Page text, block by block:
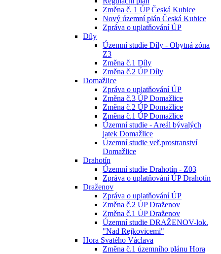
Změna č. 1 ÚP Česká Kubice
Nový územní plán Česká Kubice
Zpráva o uplatňování ÚP
Díly
Územní studie Díly - Obytná zóna
Z3
Změna č.1 Díly
Změna č.2 ÚP Díly
Domažlice
Zpráva o uplatňování ÚP
Změna č.3 ÚP Domažlice
Změna č.2 ÚP Domažlice
Změna č.1 ÚP Domažlice
Územní studie - Areál bývalých
jatek Domažlice
Územní studie veř.prostranství
Domažlice
Drahotín
Územní studie Drahotín - Z03
Zpráva o uplatňování ÚP Drahotín
Draženov
Zpráva o uplatňování ÚP
Změna č.2 ÚP Draženov
Změna č.1 ÚP Draženov
Územní studie DRAŽENOV-lok.
"Nad Rejkovicemi"
Hora Svatého Václava
Změna č.1 územního plánu Hora